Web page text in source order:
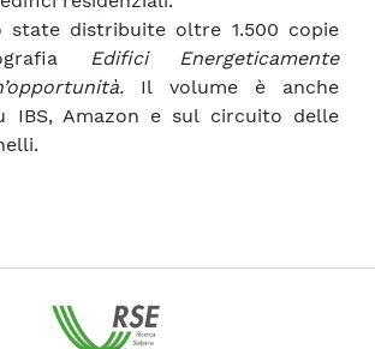
state distribuite oltre 1.500 copie
Edifici Energeticamente
Il volume è anche
IBS, Amazon e sul circuito delle